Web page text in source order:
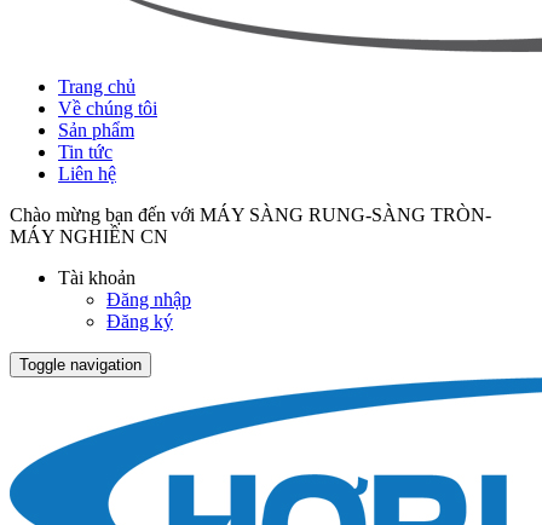
Trang chủ
Về chúng tôi
Sản phẩm
Tin tức
Liên hệ
Chào mừng bạn đến với MÁY SÀNG RUNG-SÀNG TRÒN-
MÁY NGHIỀN CN
Tài khoản
Đăng nhập
Đăng ký
Toggle navigation